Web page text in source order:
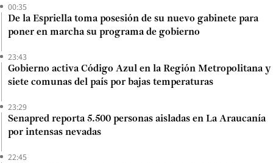
00:35
De la Espriella toma posesión de su nuevo gabinete para
poner en marcha su programa de gobierno
23:43
Gobierno activa Código Azul en la Región Metropolitana y
siete comunas del país por bajas temperaturas
23:29
Senapred reporta 5.500 personas aisladas en La Araucanía
por intensas nevadas
22:45